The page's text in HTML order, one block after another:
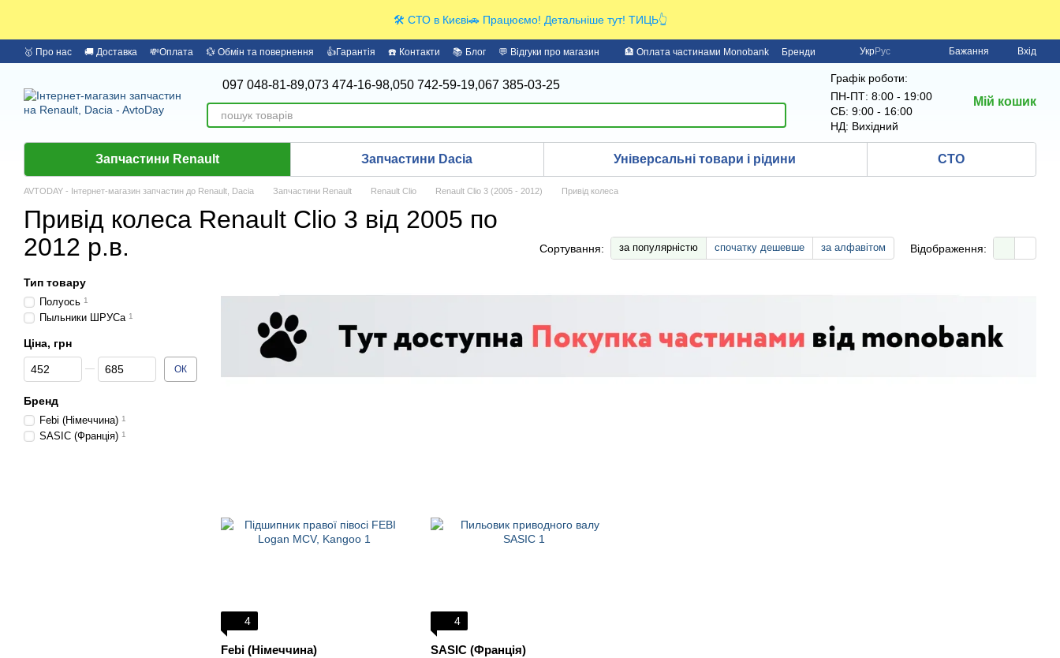
🛠️ СТО в Києві🚗 Працюємо! Детальніше тут! ТИЦЬ👆
🥇 Про нас 🚚 Доставка 💸Оплата 💱 Обмін та повернення 👍Гарантія ☎️ Контакти 📚 Блог 💬 Відгуки про магазин 🏦 Оплата частинами Monobank Бренди УкрРус Бажання Вхід
097 048-81-89,073 474-16-98,050 742-59-19,067 385-03-25
Графік роботи:
ПН-ПТ: 8:00 - 19:00
СБ: 9:00 - 16:00
НД: Вихідний
Мій кошик
Запчастини Renault Запчастини Dacia Універсальні товари і рідини СТО
AVTODAY - Інтернет-магазин запчастин до Renault, Dacia Запчастини Renault Renault Clio Renault Clio 3 (2005 - 2012) Привід колеса
Привід колеса Renault Clio 3 від 2005 по
2012 р.в.
Сортування: за популярністю спочатку дешевше за алфавітом Відображення:
4
Febi (Німеччина)
4
SASIC (Франція)
Тип товару
Полуось 1
Пыльники ШРУСа 1
Ціна, грн
Від Ціна, грн
До Ціна, грн ОК
Бренд
Febi (Німеччина) 1
SASIC (Франція) 1